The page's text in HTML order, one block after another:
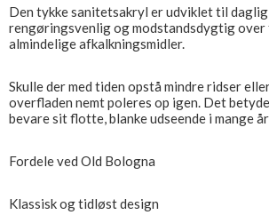
Den tykke sanitetsakryl er udviklet til
rengøringsvenlig og modstandsdygtig over
almindelige afkalkningsmidler.
Skulle der med tiden opstå mindre ridser
overfladen nemt poleres op igen. Det
bevare sit flotte, blanke udseende i mange
Fordele ved Old Bologna
Klassisk og tidløst design